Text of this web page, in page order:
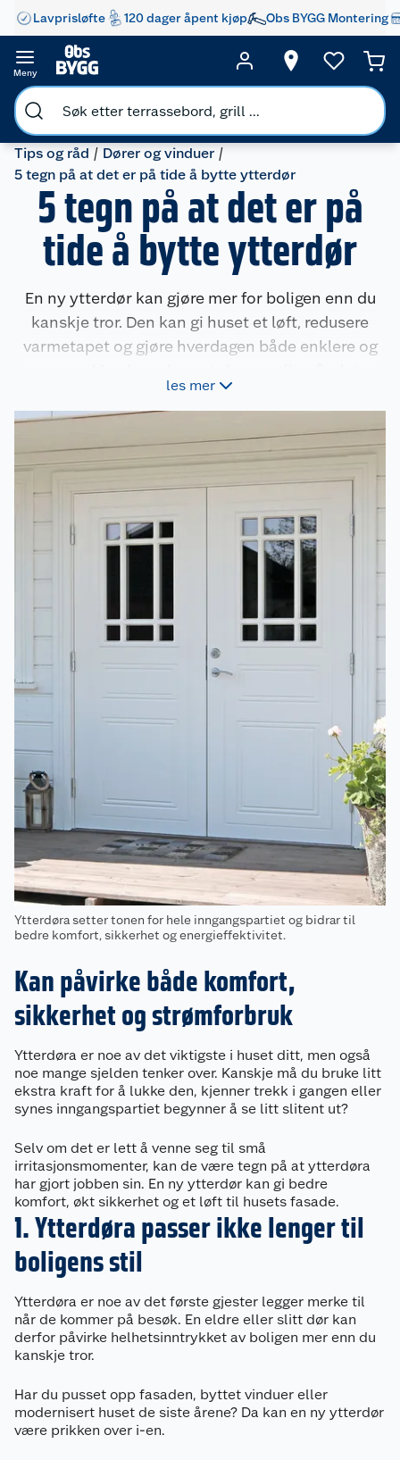
Lavprisløfte 120 dager åpent kjøp Obs BYGG Montering
Meny
Tips og råd
Dører og vinduer
5 tegn på at det er på tide å bytte ytterdør
5 tegn på at det er på
tide å bytte ytterdør
En ny ytterdør kan gjøre mer for boligen enn du
kanskje tror. Den kan gi huset et løft, redusere
varmetapet og gjøre hverdagen både enklere og
på tide å bytte? Her er fem tydelige tegn.
les mer
Ytterdøra setter tonen for hele inngangspartiet og bidrar til
bedre komfort, sikkerhet og energieffektivitet.
Kan påvirke både komfort,
sikkerhet og strømforbruk
Ytterdøra er noe av det viktigste i huset ditt, men også
noe mange sjelden tenker over. Kanskje må du bruke litt
ekstra kraft for å lukke den, kjenner trekk i gangen eller
synes inngangspartiet begynner å se litt slitent ut?
Selv om det er lett å venne seg til små
irritasjonsmomenter, kan de være tegn på at ytterdøra
har gjort jobben sin. En ny ytterdør kan gi bedre
komfort, økt sikkerhet og et løft til husets fasade.
1. Ytterdøra passer ikke lenger til
boligens stil
Ytterdøra er noe av det første gjester legger merke til
når de kommer på besøk. En eldre eller slitt dør kan
derfor påvirke helhetsinntrykket av boligen mer enn du
kanskje tror.
Har du pusset opp fasaden, byttet vinduer eller
modernisert huset de siste årene? Da kan en ny ytterdør
være prikken over i-en.